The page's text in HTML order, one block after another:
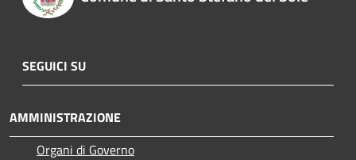
SEGUICI SU
AMMINISTRAZIONE
Organi di Governo